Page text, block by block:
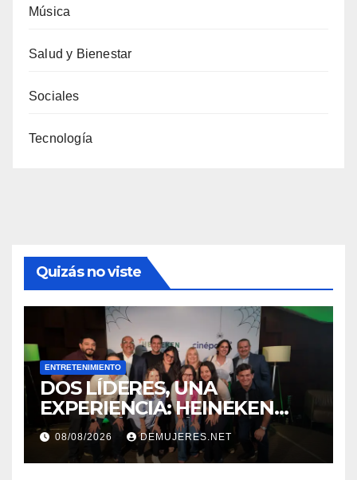
Música
Salud y Bienestar
Sociales
Tecnología
Quizás no viste
ENTRETENIMIENTO
DOS LÍDERES, UNA
EXPERIENCIA: HEINEKEN
PANAMÁ Y CINÉPOLIS
TRANSFORMAN LA FORMA
DE VIVIR EL CINE
08/08/2026 DEMUJERES.NET